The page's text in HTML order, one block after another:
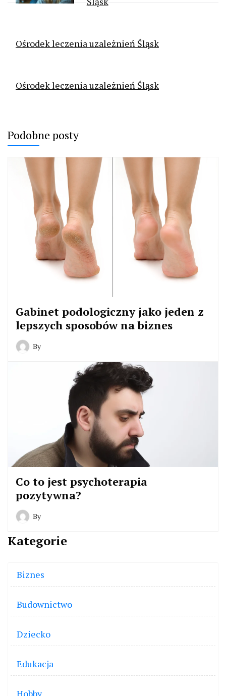
Ośrodek leczenia uzależnień Śląsk
Ośrodek leczenia uzależnień Śląsk
Podobne posty
Gabinet podologiczny jako jeden z
lepszych sposobów na biznes
By
Co to jest psychoterapia
pozytywna?
By
Kategorie
Biznes
Budownictwo
Dziecko
Edukacja